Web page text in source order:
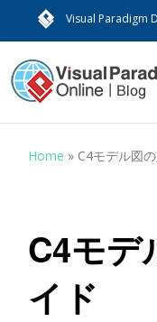
Visual Paradigm
Home » C4モデル図
C4モデ
イド